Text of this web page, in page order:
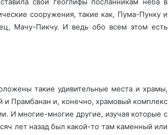
сооружения, такие как, Пума-Пунку и
Мачу-Пикчу. И ведь обо всем этом есть
такие удивительные места и храмы,
Прамбанан и, конечно, храмовый комплекс
И многие-многие другие, изучая которые с
лет назад был какой-то там каменный или